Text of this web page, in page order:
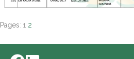
Pages: 1 2